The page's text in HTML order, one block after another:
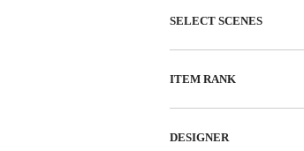
SELECT SCENES
ITEM RANK
DESIGNER